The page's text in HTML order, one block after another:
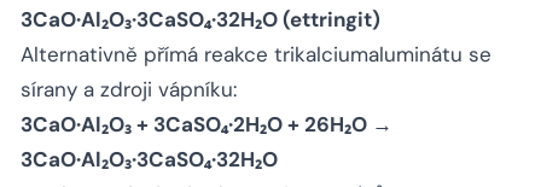
3CaO·Al₂O₃·3CaSO₄·32H₂O (ettringit)
Alternativně přímá reakce trikalciumaluminátu se
sírany a zdroji vápníku:
3CaO·Al₂O₃ + 3CaSO₄·2H₂O + 26H₂O →
3CaO·Al₂O₃·3CaSO₄·32H₂O